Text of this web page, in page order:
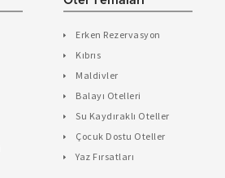
Erken Rezervasyon
Kıbrıs
Maldivler
Balayı Otelleri
Su Kaydıraklı Oteller
Çocuk Dostu Oteller
Yaz Fırsatları